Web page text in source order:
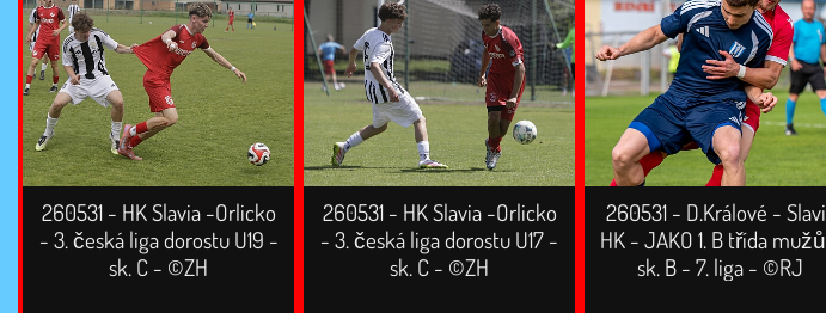
260531 - HK Slavia -Orlicko
- 3. česká liga dorostu U19 -
sk. C - ©ZH
260531 - HK Slavia -Orlicko
- 3. česká liga dorostu U17 -
sk. C - ©ZH
260531 - D.Králové -
HK - JAKO 1. B třída
sk. B - 7. liga - ©RJ